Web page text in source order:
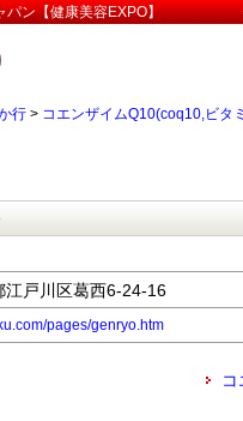
パン【健康美容EXPO】
行 > コエンザイムQ10(coq10,ビタ
戸川区葛西6-24-16
pages/genryo.htm